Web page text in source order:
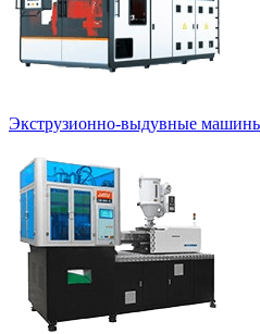
Экструзионно-выдувные